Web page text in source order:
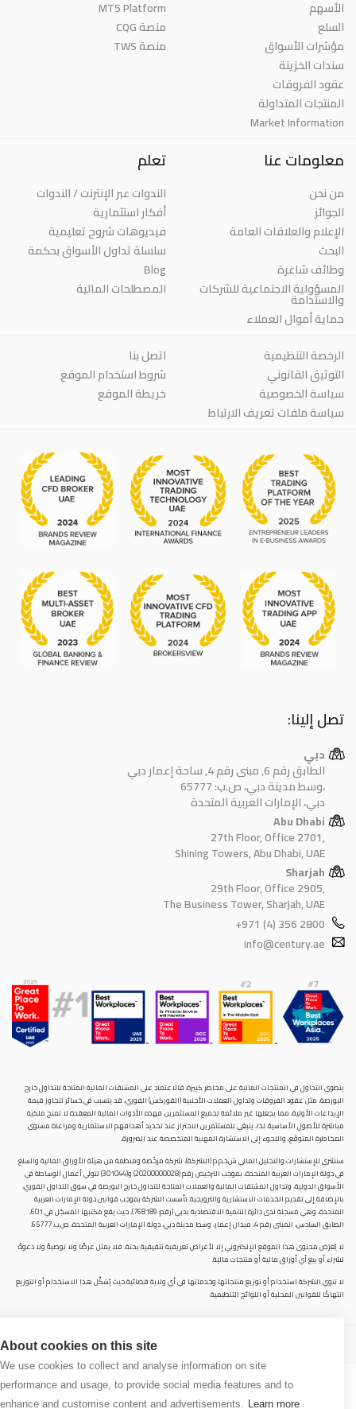
About cookies on this site
We use cookies to collect and analyse information on site
performance and usage, to provide social media features and to
enhance and customise content and advertisements. Learn more
الأسهم
السلع
مؤشرات الأسواق
سندات الخزينة
عقود الفروقات
المنتجات المتداولة
Market Information
MT5 Platform
منصة CQG
منصة TWS
معلومات عنا
من نحن
الجوائز
الإعلام والعلاقات العامة
البحث
وظائف شاغرة
المسؤولية الاجتماعية للشركات
والاستدامة
حماية أموال العملاء
تعلم
الندوات عبر الإنترنت / الندوات
أفكار استثمارية
فيديوهات شروح تعليمية
سلسلة تداول الأسواق بحكمة
Blog
المصطلحات المالية
الرخصة التنظيمية
التوثيق القانوني
سياسة الخصوصية
سياسة ملفات تعريف الارتباط
اتصل بنا
شروط استخدام الموقع
خريطة الموقع
تصل إلينا:
دبي
الطابق رقم 6, مبنى رقم 4, ساحة إعمار دبي
دبي، الإمارات العربية المتحدة
Abu Dhabi
27th Floor, Office 2701,
Shining Towers, Abu Dhabi, UAE
Sharjah
29th Floor, Office 2905,
The Business Tower, Sharjah, UAE
+971 (4) 356 2800
info@century.ae
ينطوي التداول في المنتجات المالية على مخاطر كبيرة. فالاعتماد على المشتقات المالية المتاحة للتداول خارح
البورصة، مثل عقود الفروقات وتداول العملات الأجنبية (الفوركس) الفوري، قد يتسبب في خسائر تتجاوز قيمة
الإيداعات الأولية، مما يجعلها غير ملائمة لجميع المستثمرين. فهذه الأدوات المالية المعقدة لا تمنح ملكية
مباشرة للأصول الأساسية. لذا، ينبغي للمستثمرين الاحتراز عند تحديد أهدافهم الاستثمارية ومراعاة مستوى
المخاطرة المتوقَع، واللجوء إلى الاستشارة المهنية المتخصصة عند الضرورة.
سنشري للإستشارات والتحليل المالي ش.ذ.م.م (الشركة)، شركة مرخّصة ومنظمة من هيئة الأوراق المالية والسلع
في دولة الإمارات العربية المتحدة، بموجب الترخيص رقم (20200000028) و(301044) لتولي أعمال الوساطة في
الأسواق الدولية، وتداول المشتقات المالية والعملات المتاحة للتداول خارج البورصة في سوق التداول الفوري،
بالإضافة إلى تقديم الخدمات الاستشارية والترويجية. تأسست الشركة بموجب قوانين دولة الإمارات العربية
المتحدة، وهي مسجلة لدى دائرة التنمية الاقتصادية بدبي (رقم: 768189)، حيث يقع مكتبها المسجّل في 601،
الطابق السادس، المبنى رقم 4، ميدان إعمار، وسط مدينة دبي، دولة الإمارات العربية المتحدة، ص.ب. 65777.
لا يُعرَض محتوى هذا الموقع الإلكتروني إلا لأغراض تعريفية تثقيفية بحتة، فلا يمثل عرضًا ولا توصيةً ولا دعوةً
لشراء أو بيع أي أوراق مالية أو منتجات مالية.
لا تنوي الشركة استخدام أو توزيع منتجاتها وخدماتها في أي ولاية قضائية حيث يُشكِّل هذا الاستخدام أو التوزيع
انتهاكًا للقوانين المحلية أو اللوائح التنظيمية.